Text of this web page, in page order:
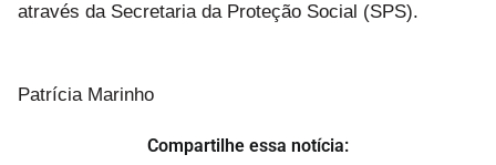
através da Secretaria da Proteção Social (SPS).
Patrícia Marinho
Compartilhe essa notícia: